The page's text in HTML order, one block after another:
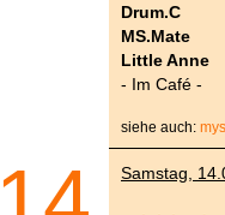
Drum.C
MS.Mate
Little Anne
- Im Café -
siehe auch:
Samstag,